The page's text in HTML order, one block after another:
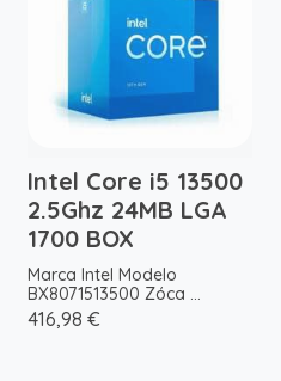
Intel Core i5 13500
2.5Ghz 24MB LGA
1700 BOX
Marca Intel Modelo
BX8071513500 Zóca ...
416,98 €